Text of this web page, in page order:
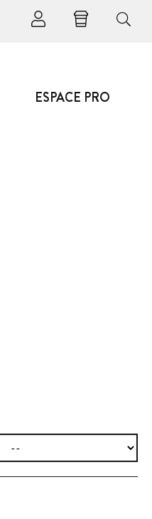
ESPACE PRO